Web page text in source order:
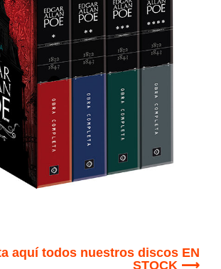
aquí todos nuestros discos EN
STOCK ⟶